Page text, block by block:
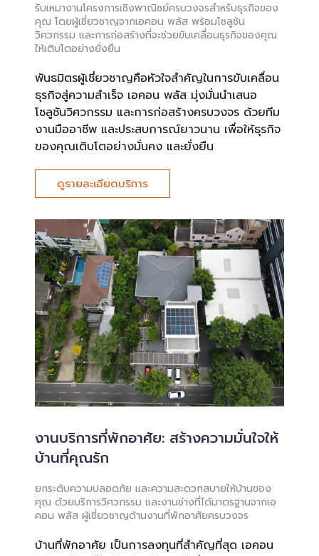
รับเหมางานโครงการเชิงพาณิชย์ครบวงจรสำหรับธุรกิจของ
คุณ โดยผู้เชี่ยวชาญจากเอคอน พลัส พร้อมโซลูชัน
วิศวกรรม และการก่อสร้างที่จะช่วยขับเคลื่อนธุรกิจของคุณ
ให้เติบโตอย่างยั่งยืน
พันธมิตรผู้เชี่ยวชาญคือหัวใจสำคัญในการขับเคลื่อน
ธุรกิจสู่ความสำเร็จ เอคอน พลัส มุ่งมั่นนำเสนอ
โซลูชันวิศวกรรม และการก่อสร้างครบวงจร ด้วยทีม
งานมืออาชีพ และประสบการณ์ยาวนาน เพื่อให้ธุรกิจ
ของคุณเติบโตอย่างมั่นคง และยั่งยืน
ดูรายละเอียดบริการ
งานบริการที่พักอาศัย: สร้างความมั่นใจให้
บ้านที่คุณรัก
ยกระดับความปลอดภัย และความสะดวกสบายให้บ้านของ
คุณ ด้วยบริการวิศวกรรม และงานช่างที่ได้มาตรฐานจากเอ
คอน พลัส ผู้เชี่ยวชาญด้านงานที่พักอาศัยครบวงจร
บ้านที่พักอาศัย เป็นการลงทุนที่สำคัญที่สุด เอคอน